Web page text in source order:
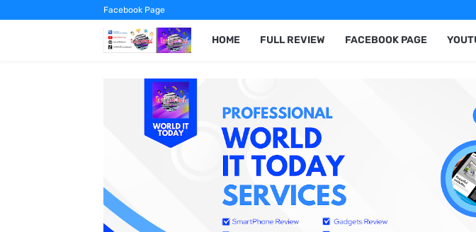
Facebook Page
HOME FULL REVIEW FACEBOOK PAGE